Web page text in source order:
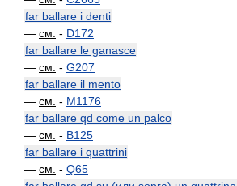
far ballare i denti
— см. - D172
far ballare le ganasce
— см. - G207
far ballare il mento
— см. - M1176
far ballare qd come un palco
— см. - B125
far ballare i quattrini
— см. - Q65